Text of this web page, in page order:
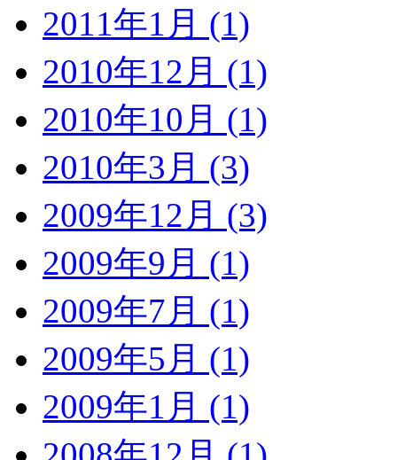
2011年1月 (1)
2010年12月 (1)
2010年10月 (1)
2010年3月 (3)
2009年12月 (3)
2009年9月 (1)
2009年7月 (1)
2009年5月 (1)
2009年1月 (1)